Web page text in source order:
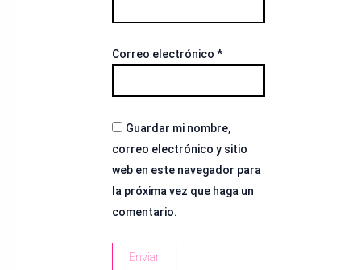
Correo electrónico *
Guardar mi nombre,
correo electrónico y sitio
web en este navegador para
la próxima vez que haga un
comentario.